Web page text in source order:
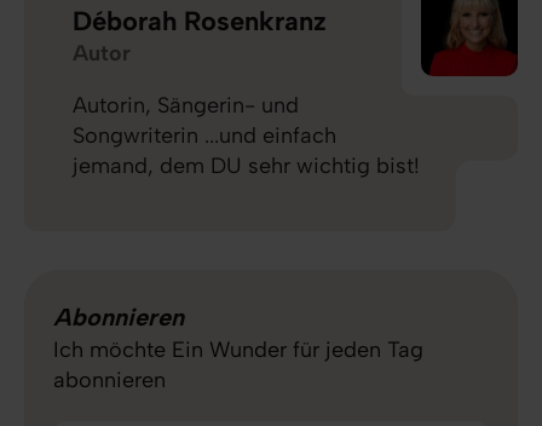
Déborah Rosenkranz
Autor
Autorin, Sängerin- und
Songwriterin ...und einfach
jemand, dem DU sehr wichtig bist!
Abonnieren
Ich möchte Ein Wunder für jeden Tag
abonnieren